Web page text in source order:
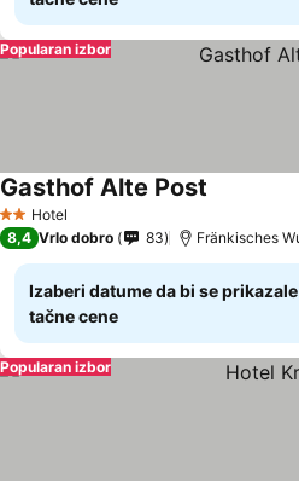
Popularan izbor
2 Zvezdice
Hotel
Gasthof Alte Post
8,4 Vrlo dobro 83
Izaberi datume da bi se prikazale
tačne cene
Popularan izbor